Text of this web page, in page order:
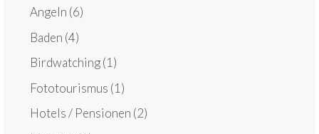
Angeln (6)
Baden (4)
Birdwatching(1)
Fototourismus (1)
Hotels / Pensionen (2)